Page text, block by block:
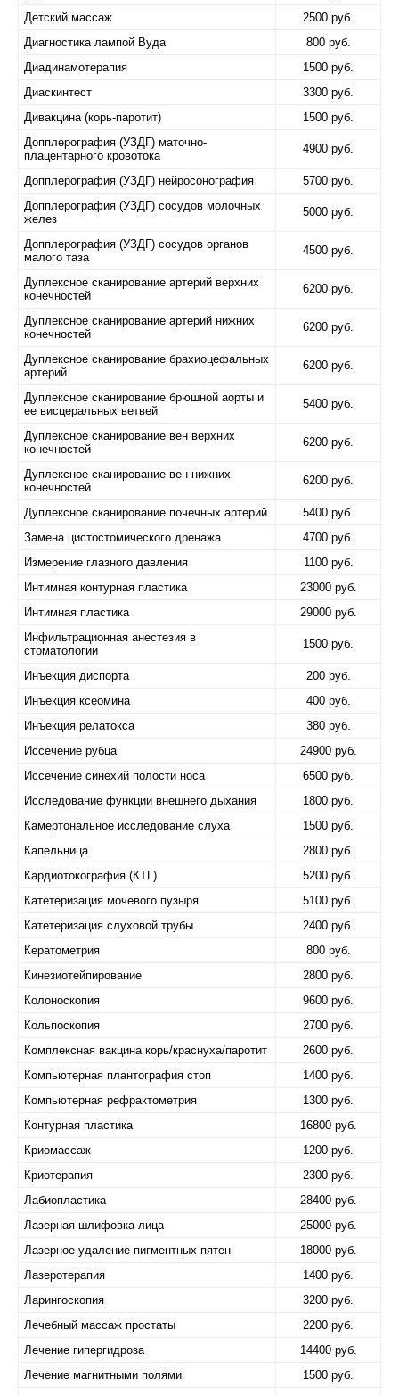
Детский массаж
2500 руб.
Диагностика лампой Вуда
800 руб.
Диадинамотерапия
1500 руб.
Диаскинтест
3300 руб.
Дивакцина (корь-паротит)
1500 руб.
Допплерография (УЗДГ) маточно-
плацентарного кровотока
4900 руб.
Допплерография (УЗДГ) нейросонография
5700 руб.
Допплерография (УЗДГ) сосудов молочных
желез
5000 руб.
Допплерография (УЗДГ) сосудов органов
малого таза
4500 руб.
Дуплексное сканирование артерий верхних
конечностей
6200 руб.
Дуплексное сканирование артерий нижних
конечностей
6200 руб.
Дуплексное сканирование брахиоцефальных
артерий
6200 руб.
Дуплексное сканирование брюшной аорты и
ее висцеральных ветвей
5400 руб.
Дуплексное сканирование вен верхних
конечностей
6200 руб.
Дуплексное сканирование вен нижних
конечностей
6200 руб.
Дуплексное сканирование почечных артерий
5400 руб.
Замена цистостомического дренажа
4700 руб.
Измерение глазного давления
1100 руб.
Интимная контурная пластика
23000 руб.
Интимная пластика
29000 руб.
Инфильтрационная анестезия в
стоматологии
1500 руб.
Инъекция диспорта
200 руб.
Инъекция ксеомина
400 руб.
Инъекция релатокса
380 руб.
Иссечение рубца
24900 руб.
Иссечение синехий полости носа
6500 руб.
Исследование функции внешнего дыхания
1800 руб.
Камертональное исследование слуха
1500 руб.
Капельница
2800 руб.
Кардиотокография (КТГ)
5200 руб.
Катетеризация мочевого пузыря
5100 руб.
Катетеризация слуховой трубы
2400 руб.
Кератометрия
800 руб.
Кинезиотейпирование
2800 руб.
Колоноскопия
9600 руб.
Кольпоскопия
2700 руб.
Комплексная вакцина корь/краснуха/паротит
2600 руб.
Компьютерная плантография стоп
1400 руб.
Компьютерная рефрактометрия
1300 руб.
Контурная пластика
16800 руб.
Криомассаж
1200 руб.
Криотерапия
2300 руб.
Лабиопластика
28400 руб.
Лазерная шлифовка лица
25000 руб.
Лазерное удаление пигментных пятен
18000 руб.
Лазеротерапия
1400 руб.
Ларингоскопия
3200 руб.
Лечебный массаж простаты
2200 руб.
Лечение гипергидроза
14400 руб.
Лечение магнитными полями
1500 руб.